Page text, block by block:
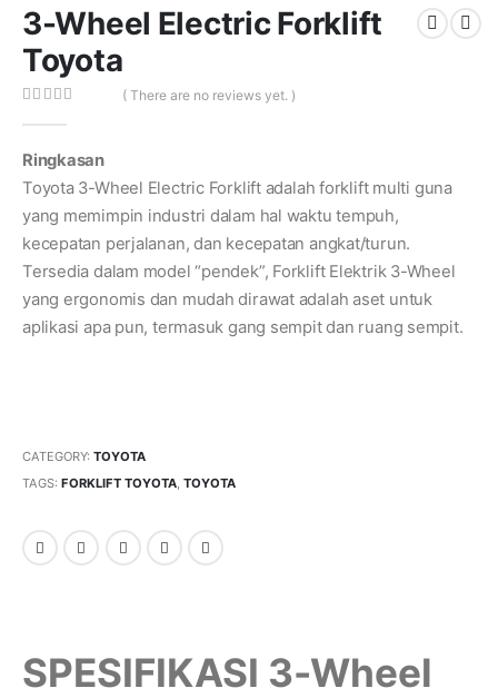
3-Wheel Electric Forklift
Toyota
( There are no reviews yet. )
Ringkasan
Toyota 3-Wheel Electric Forklift adalah forklift multi guna
yang memimpin industri dalam hal waktu tempuh,
kecepatan perjalanan, dan kecepatan angkat/turun.
Tersedia dalam model “pendek”, Forklift Elektrik 3-Wheel
yang ergonomis dan mudah dirawat adalah aset untuk
aplikasi apa pun, termasuk gang sempit dan ruang sempit.
CATEGORY: TOYOTA
TAGS: FORKLIFT TOYOTA TOYOTA
SPESIFIKASI 3-Wheel